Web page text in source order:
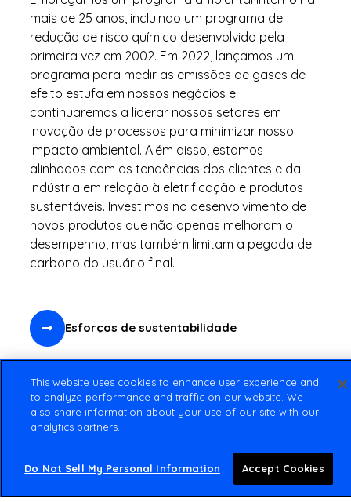
mais de 25 anos, incluindo um programa de
redução de risco químico desenvolvido pela
primeira vez em 2002. Em 2022, lançamos um
programa para medir as emissões de gases de
efeito estufa em nossos negócios e
continuaremos a liderar nossos setores em
inovação de processos para minimizar nosso
impacto ambiental. Além disso, estamos
alinhados com as tendências dos clientes e da
indústria em relação à eletrificação e produtos
sustentáveis. Investimos no desenvolvimento de
novos produtos que não apenas melhoram o
desempenho, mas também limitam a pegada de
carbono do usuário final.
Esforços de sustentabilidade
Nossa missão corporativa é oferecer valor
This website uses cookies to enhance user experience and
to analyze performance and traffic on our website. We
also share information about your use of our site with our
analytics partners.
Do Not Sell My Personal Information Accept Cookies